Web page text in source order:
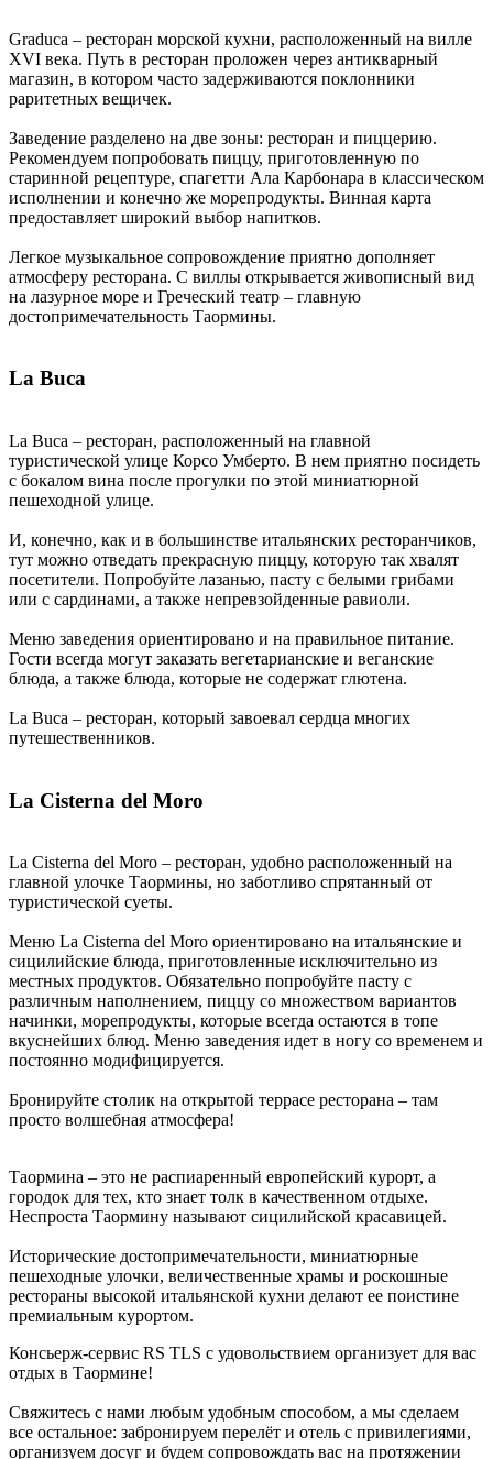
Graduca – ресторан морской кухни, расположенный на вилле
XVI века. Путь в ресторан проложен через антикварный
магазин, в котором часто задерживаются поклонники
раритетных вещичек.
Заведение разделено на две зоны: ресторан и пиццерию.
Рекомендуем попробовать пиццу, приготовленную по
старинной рецептуре, спагетти Ала Карбонара в классическом
исполнении и конечно же морепродукты. Винная карта
предоставляет широкий выбор напитков.
Легкое музыкальное сопровождение приятно дополняет
атмосферу ресторана. С виллы открывается живописный вид
на лазурное море и Греческий театр – главную
достопримечательность Таормины.
La Buca
La Buca – ресторан, расположенный на главной
туристической улице Корсо Умберто. В нем приятно посидеть
с бокалом вина после прогулки по этой миниатюрной
пешеходной улице.
И, конечно, как и в большинстве итальянских ресторанчиков,
тут можно отведать прекрасную пиццу, которую так хвалят
посетители. Попробуйте лазанью, пасту с белыми грибами
или с сардинами, а также непревзойденные равиоли.
Меню заведения ориентировано и на правильное питание.
Гости всегда могут заказать вегетарианские и веганские
блюда, а также блюда, которые не содержат глютена.
La Buca – ресторан, который завоевал сердца многих
путешественников.
La Cisterna del Moro
La Cisterna del Moro – ресторан, удобно расположенный на
главной улочке Таормины, но заботливо спрятанный от
туристической суеты.
Меню La Cisterna del Moro ориентировано на итальянские и
сицилийские блюда, приготовленные исключительно из
местных продуктов. Обязательно попробуйте пасту с
различным наполнением, пиццу со множеством вариантов
начинки, морепродукты, которые всегда остаются в топе
вкуснейших блюд. Меню заведения идет в ногу со временем и
постоянно модифицируется.
Бронируйте столик на открытой террасе ресторана – там
просто волшебная атмосфера!
Таормина – это не распиаренный европейский курорт, а
городок для тех, кто знает толк в качественном отдыхе.
Неспроста Таормину называют сицилийской красавицей.
Исторические достопримечательности, миниатюрные
пешеходные улочки, величественные храмы и роскошные
рестораны высокой итальянской кухни делают ее поистине
премиальным курортом.
Консьерж-сервис RS TLS с удовольствием организует для вас
отдых в Таормине!
Свяжитесь с нами любым удобным способом, а мы сделаем
все остальное: забронируем перелёт и отель с привилегиями,
организуем досуг и будем сопровождать вас на протяжении